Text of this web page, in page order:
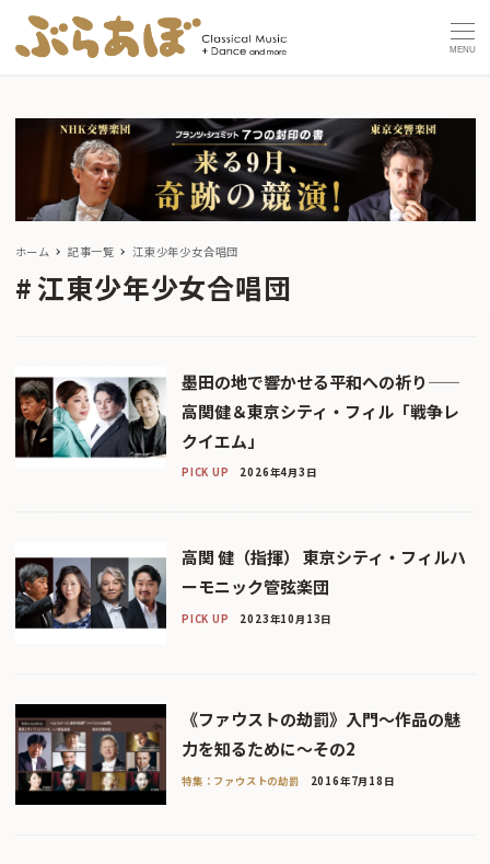
MENU
ホーム 記事一覧 江東少年少女合唱団
江東少年少女合唱団
墨田の地で響かせる平和への祈り——
高関健＆東京シティ・フィル「戦争レ
クイエム」
PICK UP 2026年4月3日
高関 健（指揮） 東京シティ・フィルハ
ーモニック管弦楽団
PICK UP 2023年10月13日
《ファウストの劫罰》入門〜作品の魅
力を知るために〜その2
特集：ファウストの劫罰 2016年7月18日